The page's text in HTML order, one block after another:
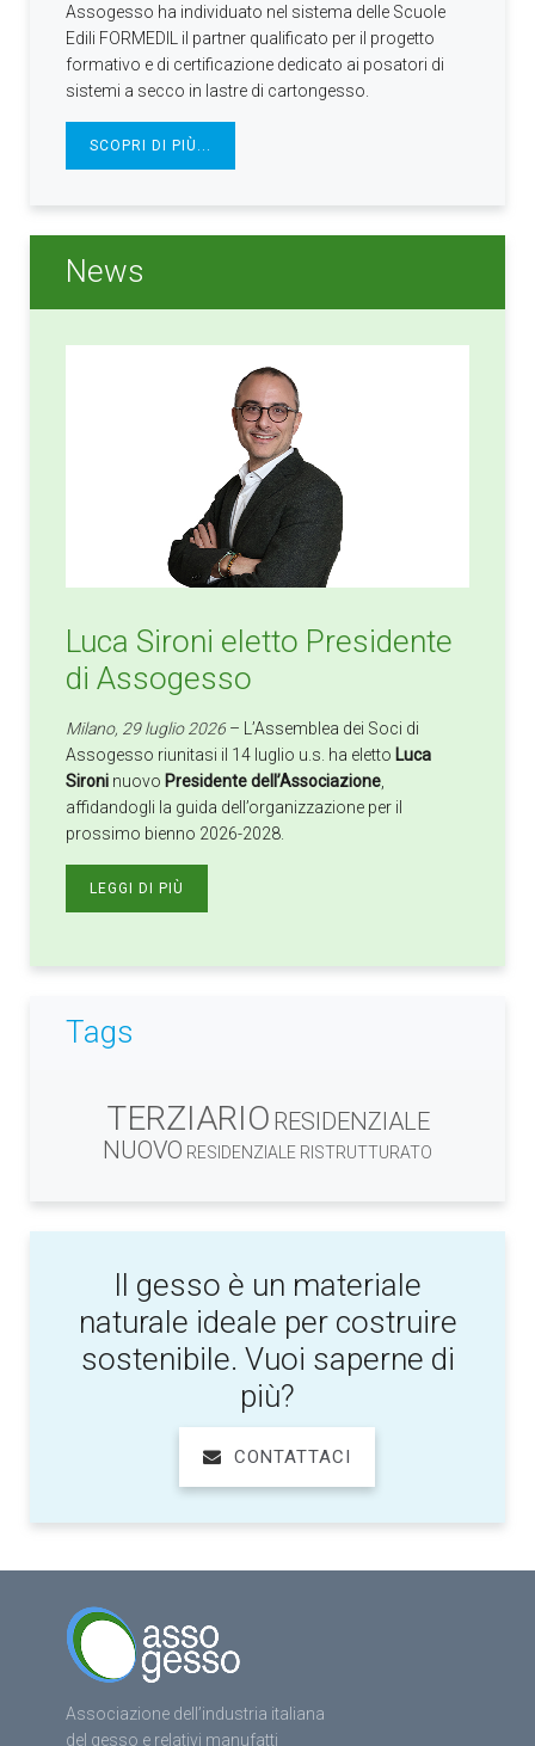
Assogesso ha individuato nel sistema delle Scuole
Edili FORMEDIL il partner qualificato per il progetto
formativo e di certificazione dedicato ai posatori di
sistemi a secco in lastre di cartongesso.
SCOPRI DI PIÙ...
News
Luca Sironi eletto Presidente
di Assogesso
Milano, 29 luglio 2026– L’Assemblea dei Soci di
Assogesso riunitasi il 14 luglio u.s. ha eletto Luca
Sironi nuovo Presidente dell’Associazione
affidandogli la guida dell’organizzazione per il
prossimo bienno 2026-2028.
LEGGI DI PIÙ
Tags
TERZIARIO RESIDENZIALE
NUOVO RESIDENZIALE RISTRUTTURATO
Il gesso è un materiale
naturale ideale per costruire
sostenibile. Vuoi saperne di
più?
CONTATTACI
Associazione dell’industria italiana
del gesso e relativi manufatti